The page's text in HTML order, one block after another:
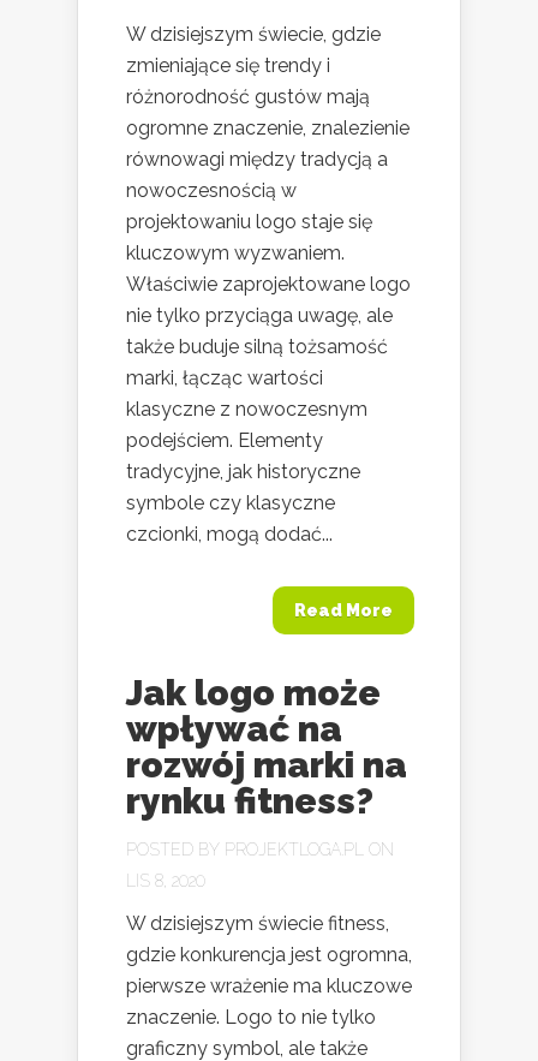
W dzisiejszym świecie, gdzie
zmieniające się trendy i
różnorodność gustów mają
ogromne znaczenie, znalezienie
równowagi między tradycją a
nowoczesnością w
projektowaniu logo staje się
kluczowym wyzwaniem.
Właściwie zaprojektowane logo
nie tylko przyciąga uwagę, ale
także buduje silną tożsamość
marki, łącząc wartości
klasyczne z nowoczesnym
podejściem. Elementy
tradycyjne, jak historyczne
symbole czy klasyczne
czcionki, mogą dodać...
Read More
Jak logo może
wpływać na
rozwój marki na
rynku fitness?
POSTED BY PROJEKTLOGA.PL
ON
LIS 8, 2020
W dzisiejszym świecie fitness,
gdzie konkurencja jest ogromna,
pierwsze wrażenie ma kluczowe
znaczenie. Logo to nie tylko
graficzny symbol, ale także